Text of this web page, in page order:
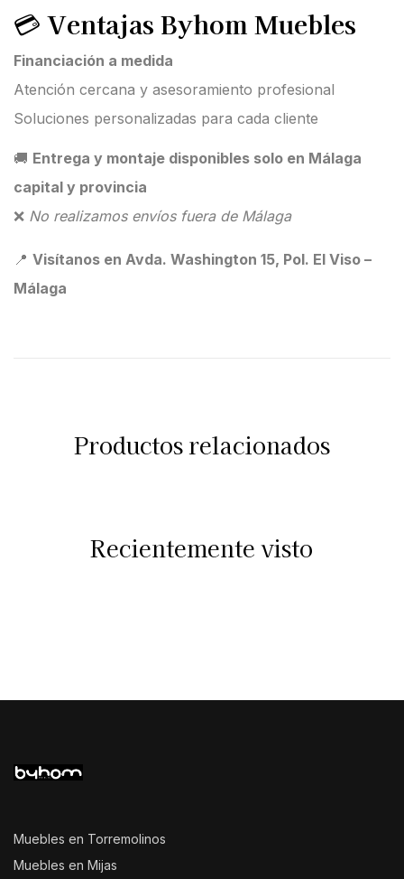
💳 Ventajas Byhom Muebles
Financiación a medida
Atención cercana y asesoramiento profesional
Soluciones personalizadas para cada cliente
🚚 Entrega y montaje disponibles solo en Málaga
capital y provincia
❌ No realizamos envíos fuera de Málaga
📍 Visítanos en Avda. Washington 15, Pol. El Viso –
Málaga
Productos relacionados
Recientemente visto
Muebles en Torremolinos
Muebles en Mijas